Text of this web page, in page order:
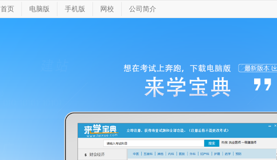
首页 电脑版 手机版 网校 公司简介